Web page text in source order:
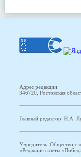
Адрес редакции:
346720, Ростовская
Главный редактор: Н.А.
Учредитель: Общество с
«Редакция газеты